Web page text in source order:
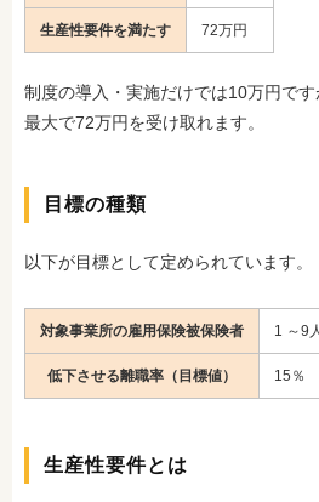
生産性要件を満たす 72万円
制度の導入・実施だけでは10万円で
最大で72万円を受け取れます。
目標の種類
以下が目標として定められています。
対象事業所の雇用保険被保険者 1 ～9人
低下させる離職率（目標値） 15％
生産性要件とは